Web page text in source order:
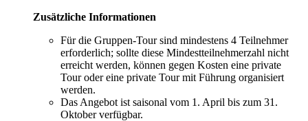
Zusätzliche Informationen
Für die Gruppen-Tour sind mindestens 4 Teilnehmer
erforderlich; sollte diese Mindestteilnehmerzahl nicht
erreicht werden, können gegen Kosten eine private
Tour oder eine private Tour mit Führung organisiert
werden.
Das Angebot ist saisonal vom 1. April bis zum 31.
Oktober verfügbar.